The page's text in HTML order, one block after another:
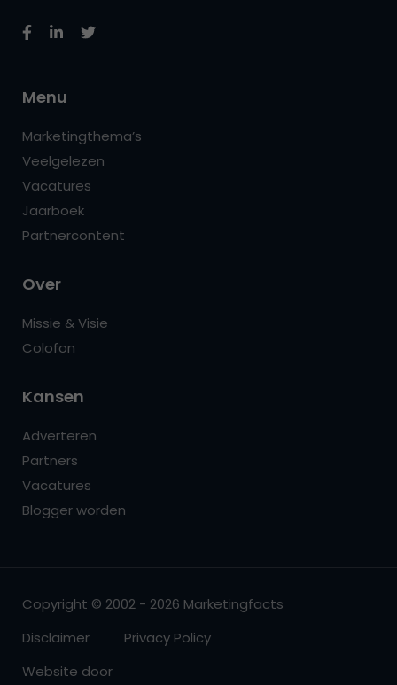
Menu
Marketingthema’s
Veelgelezen
Vacatures
Jaarboek
Partnercontent
Over
Missie & Visie
Colofon
Kansen
Adverteren
Partners
Vacatures
Blogger worden
Copyright © 2002 - 2026 Marketingfacts
Disclaimer
Privacy Policy
Website door